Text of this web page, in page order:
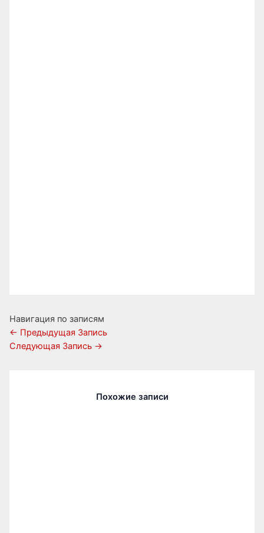
Навигация по записям
← Предыдущая Запись
Следующая Запись →
Похожие записи